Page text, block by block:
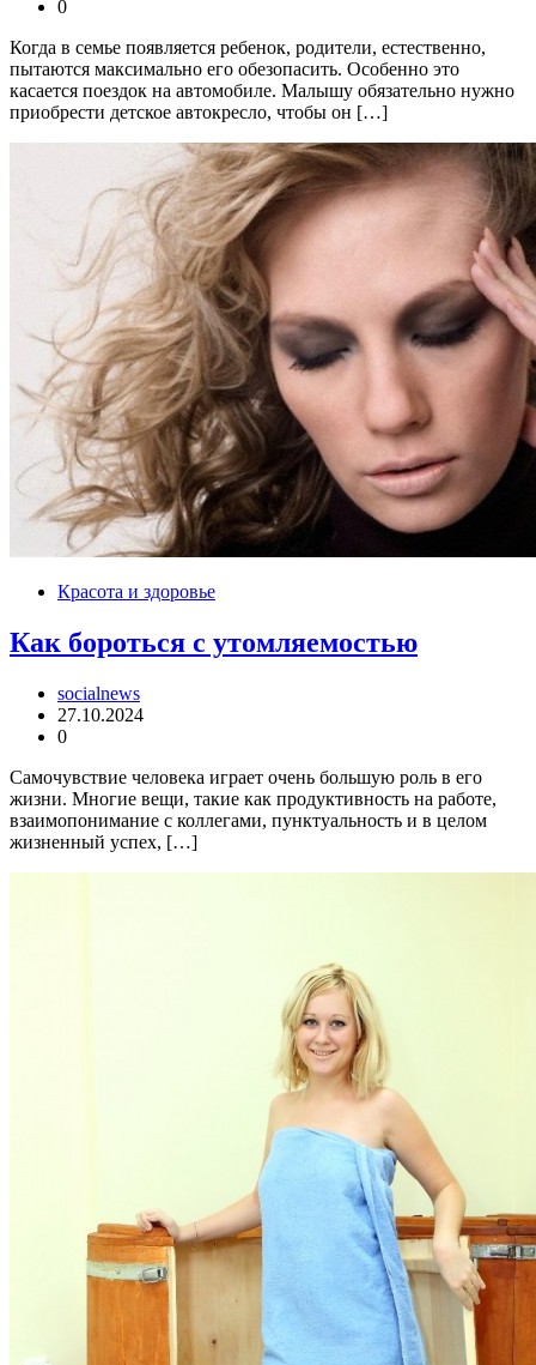
0
Когда в семье появляется ребенок, родители, естественно,
пытаются максимально его обезопасить. Особенно это
касается поездок на автомобиле. Малышу обязательно нужно
приобрести детское автокресло, чтобы он […]
Красота и здоровье
Как бороться с утомляемостью
socialnews
27.10.2024
0
Самочувствие человека играет очень большую роль в его
жизни. Многие вещи, такие как продуктивность на работе,
взаимопонимание с коллегами, пунктуальность и в целом
жизненный успех, […]